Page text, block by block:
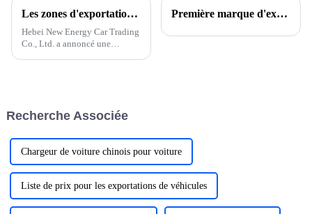
Les zones d'exportation de voitures d'occasion s'étendent, les voitures d'occasion à énergie nouvelle deviennent la « force principale ».
Hebei New Energy Car Trading
Co., Ltd. a annoncé une
mesures proactives pour…
Première marque d'exportation chinoise ! Mg a vendu 840 000 unités en 2023, dont près de la moitié dans les pays développés.
Recherche Associée
Chargeur de voiture chinois pour voiture
Liste de prix pour les exportations de véhicules